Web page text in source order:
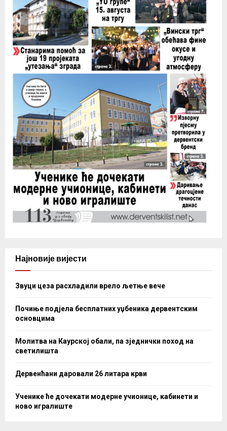
Најновије вијести
Звуци цеза расхладили врело љетње вече
Почиње подјела бесплатних уџбеника дервентским
основцима
Молитва на Каурској обали, па зједнички поход на
светилишта
Дервенћани даровали 26 литара крви
Ученике ће дочекати модерне учионице, кабинети и
ново игралиште